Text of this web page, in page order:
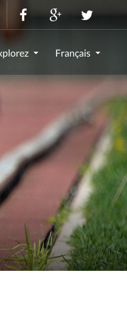
Français